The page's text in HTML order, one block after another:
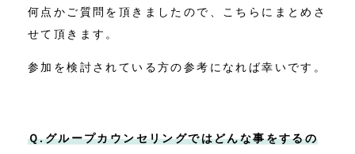
何点かご質問を頂きましたので、こちらにまとめさ
せて頂きます。
参加を検討されている方の参考になれば幸いです。
Ｑ.グループカウンセリングではどんな事をするの